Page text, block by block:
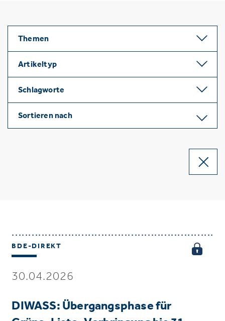
Themen
Artikeltyp
Schlagworte
Sortieren nach
BDE-DIREKT
30.04.2026
DIWASS: Übergangsphase für